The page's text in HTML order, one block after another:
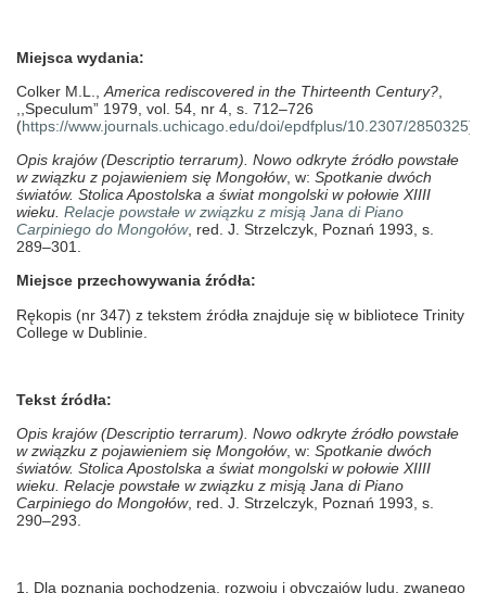
Miejsca wydania:
Colker M.L., America rediscovered in the Thirteenth Century?
,,Speculum” 1979, vol. 54, nr 4, s. 712–726
(https://www.journals.uchicago.edu/doi/epdfplus/10.2307/2850325).
Opis krajów (Descriptio terrarum). Nowo odkryte źródło powstałe
w związku z pojawieniem się Mongołów, w: Spotkanie dwóch
światów. Stolica Apostolska a świat mongolski w połowie XIIII
wieku. Relacje powstałe w związku z misją Jana di Piano
Carpiniego do Mongołów, red. J. Strzelczyk, Poznań 1993, s.
289–301.
Miejsce przechowywania źródła:
Rękopis (nr 347) z tekstem źródła znajduje się w bibliotece Trinity
College w Dublinie.
Tekst źródła:
Opis krajów (Descriptio terrarum). Nowo odkryte źródło powstałe
w związku z pojawieniem się Mongołów, w: Spotkanie dwóch
światów. Stolica Apostolska a świat mongolski w połowie XIIII
wieku. Relacje powstałe w związku z misją Jana di Piano
Carpiniego do Mongołów, red. J. Strzelczyk, Poznań 1993, s.
290–293.
1. Dla poznania pochodzenia, rozwoju i obyczajów ludu, zwanego